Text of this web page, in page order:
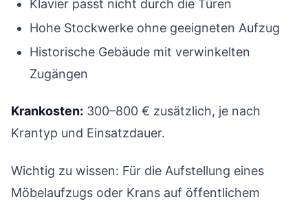
Klavier passt nicht durch die Türen
Hohe Stockwerke ohne geeigneten Aufzug
Historische Gebäude mit verwinkelten
Zugängen
Krankosten: 300–800 € zusätzlich, je nach
Krantyp und Einsatzdauer.
Wichtig zu wissen: Für die Aufstellung eines
Möbelaufzugs oder Krans auf öffentlichem